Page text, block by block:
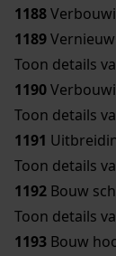
1188
1189
Toon details
1190
Toon details
1191
Toon details
1192 Bouw
Toon details
1193 Bouw